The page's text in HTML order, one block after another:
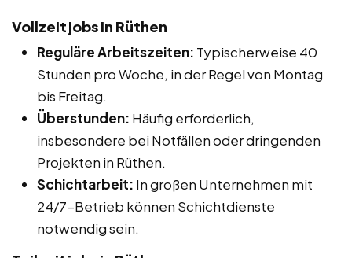
Vollzeitjobs in Rüthen
Reguläre Arbeitszeiten: Typischerweise 40
Stunden pro Woche, in der Regel von Montag
bis Freitag.
Überstunden: Häufig erforderlich,
insbesondere bei Notfällen oder dringenden
Projekten in Rüthen.
Schichtarbeit: In großen Unternehmen mit
24/7-Betrieb können Schichtdienste
notwendig sein.